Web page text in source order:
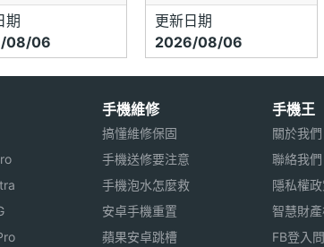
期
08/06
更新日期
2026/08/06
手機維修
搞懂維修保固
手機送修要注意
手機泡水怎麼救
安卓手機重置
蘋果安卓跳槽
手機王
關於我們
聯絡我們
隱私權
智慧財
FB登入